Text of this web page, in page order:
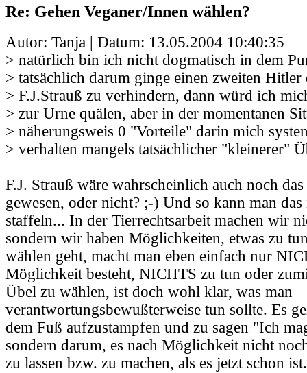
Re: Gehen Veganer/Innen wählen?
Autor: Tanja | Datum: 13.05.2004 10:40:35
> natürlich bin ich nicht dogmatisch in dem
> tatsächlich darum ginge einen zweiten Hitler
> F.J.Strauß zu verhindern, dann würd ich
> zur Urne quälen, aber in der momentanen
> näherungsweis 0 "Vorteile" darin mich
> verhalten mangels tatsächlicher "kleinerer"
F.J. Strauß wäre wahrscheinlich auch noch
gewesen, oder nicht? ;-) Und so kann man
staffeln... In der Tierrechtsarbeit machen wir
sondern wir haben Möglichkeiten, etwas zu
wählen geht, macht man eben einfach nur
Möglichkeit besteht, NICHTS zu tun oder
Übel zu wählen, ist doch wohl klar, was man
verantwortungsbewußterweise tun sollte. Es
dem Fuß aufzustampfen und zu sagen "Ich
sondern darum, es nach Möglichkeit nicht
zu lassen bzw. zu machen, als es jetzt schon ist.